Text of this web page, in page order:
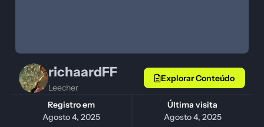
richaardFF
Leecher
Registro em
Agosto 4, 2025
Última visita
Agosto 4, 2025
Explorar Conteúdo